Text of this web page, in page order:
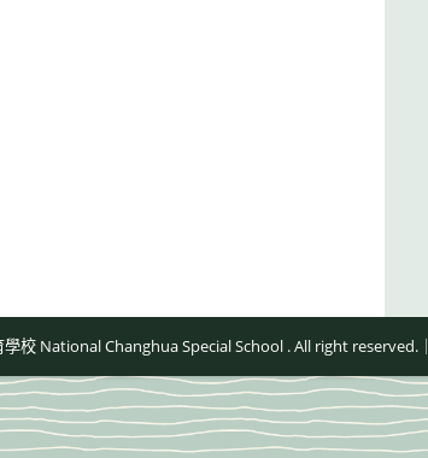
校 National Changhua Special School . All right reserved.｜